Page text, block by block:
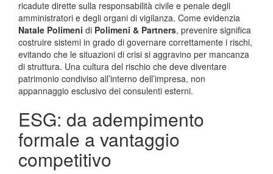
ricadute dirette sulla responsabilità civile e penale degli
amministratori e degli organi di vigilanza. Come evidenzia
Natale Polimeni di Polimeni & Partners, prevenire significa
costruire sistemi in grado di governare correttamente i rischi,
evitando che le situazioni di crisi si aggravino per mancanza
di struttura. Una cultura del rischio che deve diventare
patrimonio condiviso all’interno dell’impresa, non
appannaggio esclusivo dei consulenti esterni.
ESG: da adempimento
formale a vantaggio
competitivo